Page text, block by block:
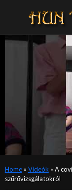
Home» Videók » A
szűrővizsgálatokról